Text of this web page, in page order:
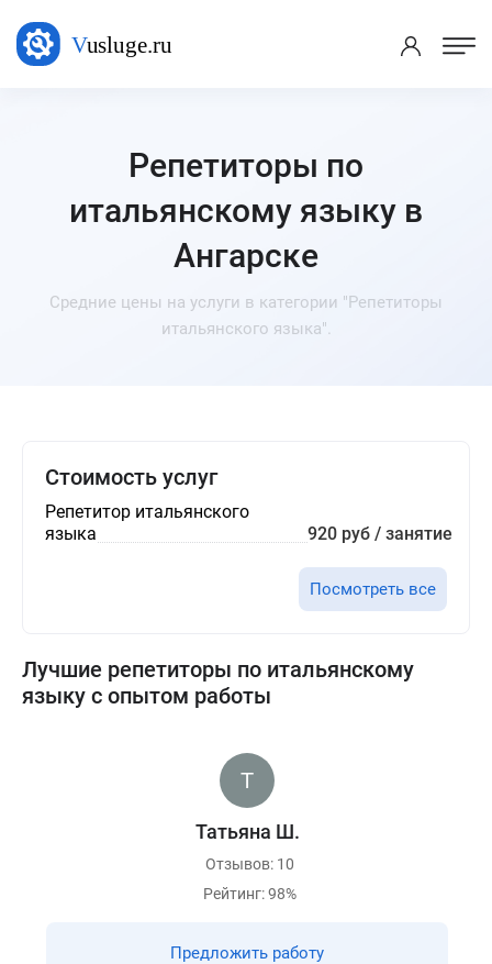
Репетиторы по
итальянскому языку в
Ангарске
Средние цены на услуги в категории "Репетиторы
итальянского языка".
Стоимость услуг
Репетитор итальянского
языка
920 руб / занятие
Посмотреть все
Лучшие репетиторы по итальянскому
языку с опытом работы
Татьяна Ш.
Отзывов: 10
Рейтинг: 98%
Предложить работу